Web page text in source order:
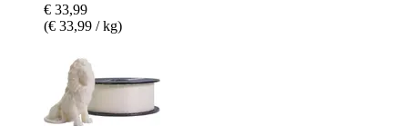
€ 33,99
(€ 33,99 / kg)